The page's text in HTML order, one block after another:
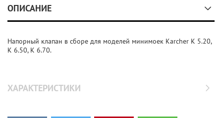
ОПИСАНИЕ
Напорный клапан в сборе для моделей минимоек Karcher K 5.20,
K 6.50, K 6.70.
ХАРАКТЕРИСТИКИ